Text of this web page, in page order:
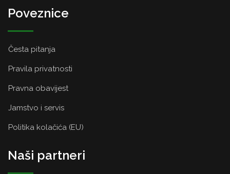
Poveznice
Česta pitanja
Pravila privatnosti
Pravna obavijest
Jamstvo i servis
Politika kolačića (EU)
Naši partneri